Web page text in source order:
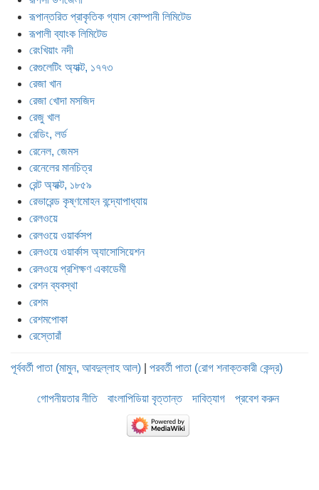
রূপান্তরিত প্রাকৃতিক গ্যাস কোম্পানী লিমিটেড
রূপালী ব্যাংক লিমিটেড
রেংখিয়াং নদী
রেগুলেটিং অ্যাক্ট, ১৭৭৩
রেজা খান
রেজা খোদা মসজিদ
রেজু খাল
রেডিং, লর্ড
রেনেল, জেমস
রেনেলের মানচিত্র
রেন্ট অ্যাক্ট, ১৮৫৯
রেভারেন্ড কৃষ্ণমোহন বন্দ্যোপাধ্যায়
রেলওয়ে
রেলওয়ে ওয়ার্কসপ
রেলওয়ে ওয়ার্কাস অ্যাসোসিয়েশন
রেলওয়ে প্রশিক্ষণ একাডেমী
রেশন ব্যবস্থা
রেশম
রেশমপোকা
রেস্তোরাঁ
পূর্ববর্তী পাতা (মামুন, আবদুল্লাহ আল) পরবর্তী পাতা (রোগ শনাক্তকারী কেন্দ্র)
গোপনীয়তার নীতি বাংলাপিডিয়া বৃত্তান্ত দাবিত্যাগ প্রবেশ করুন